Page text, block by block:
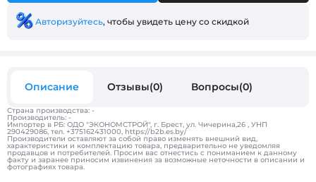
Авторизуйтесь, чтобы увидеть цену со скидкой
Описание Отзывы(0) Вопросы(0)
Страна производства: -
Производитель: -
Импортер в РБ: ОДО "ЭКОНОМСТРОЙ", г. Брест, ул. Чичерина,26 , УНП
290429086, тел. +375162431000, https://b2b.es.by/
Производители оставляют за собой право изменять внешний вид,
характеристики и комплектацию товара, предварительно не уведомляя
продавцов и потребителей. Просим вас отнестись с пониманием к данному
факту и заранее приносим извинения за возможные неточности в описании и
фотографиях товара.